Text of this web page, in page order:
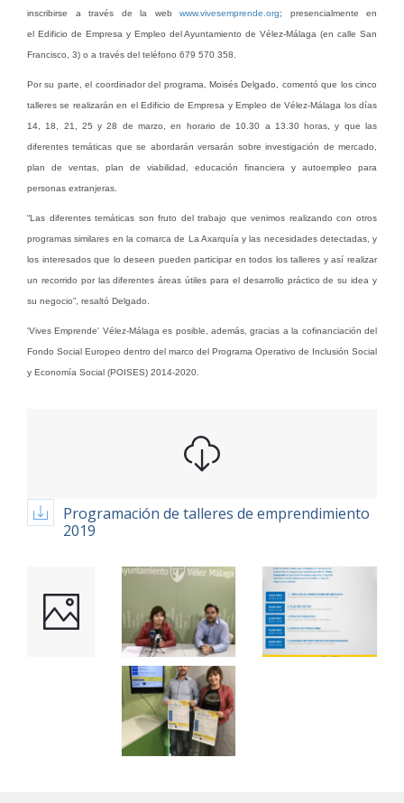
inscribirse a través de la web www.vivesemprende.org; presencialmente en
el Edificio de Empresa y Empleo del Ayuntamiento de Vélez-Málaga (en calle San
Francisco, 3) o a través del teléfono 679 570 358.
Por su parte, el coordinador del programa, Moisés Delgado, comentó que los cinco
talleres se realizarán en el Edificio de Empresa y Empleo de Vélez-Málaga los días
14, 18, 21, 25 y 28 de marzo, en horario de 10.30 a 13.30 horas, y que las
diferentes temáticas que se abordarán versarán sobre investigación de mercado,
plan de ventas, plan de viabilidad, educación financiera y autoempleo para
personas extranjeras.
“Las diferentes temáticas son fruto del trabajo que venimos realizando con otros
programas similares en la comarca de La Axarquía y las necesidades detectadas, y
los interesados que lo deseen pueden participar en todos los talleres y así realizar
un recorrido por las diferentes áreas útiles para el desarrollo práctico de su idea y
su negocio”, resaltó Delgado.
'Vives Emprende' Vélez-Málaga es posible, además, gracias a la cofinanciación del
Fondo Social Europeo dentro del marco del Programa Operativo de Inclusión Social
y Economía Social (POISES) 2014-2020.
Programación de talleres de emprendimiento
2019